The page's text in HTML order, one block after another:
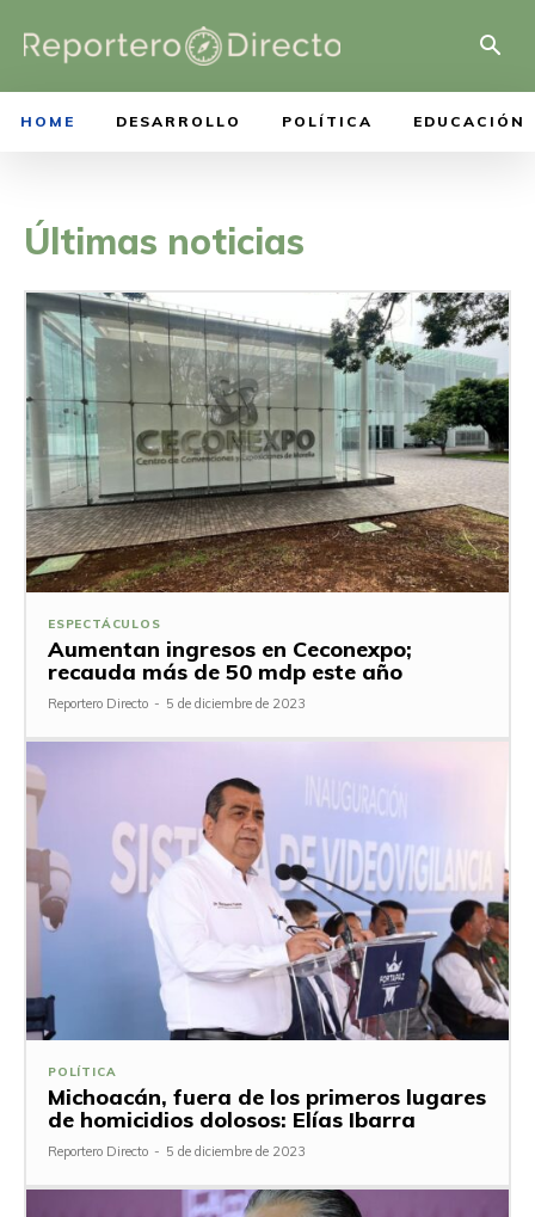
HOME DESARROLLO POLÍTICA EDUCACIÓN
Últimas noticias
ESPECTÁCULOS
Aumentan ingresos en Ceconexpo;
recauda más de 50 mdp este año
Reportero Directo - 5 de diciembre de 2023
POLÍTICA
Michoacán, fuera de los primeros lugares
de homicidios dolosos: Elías Ibarra
Reportero Directo - 5 de diciembre de 2023